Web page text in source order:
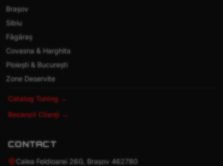
Brașov
Sibiu
Făgăraș
Covasna & Harghita
Ploiești & București
Zone Deservite
Catalog Tuning →
Recenzii Clienți →
CONTACT
Calea Feldioarei 26G, Brașov 462780